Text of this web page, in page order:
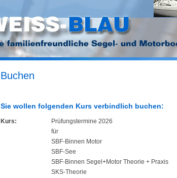
Buchen
Sie wollen folgenden Kurs verbindlich buchen:
Kurs:
Prüfungstermine 2026
für
SBF-Binnen Motor
SBF-See
SBF-Binnen Segel+Motor Theorie + Praxis
SKS-Theorie